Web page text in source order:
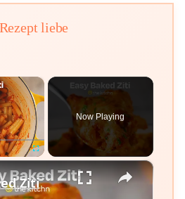
liebe
×
Now Playing
×
Ziti